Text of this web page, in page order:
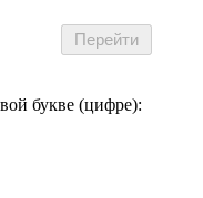
букве (цифре):